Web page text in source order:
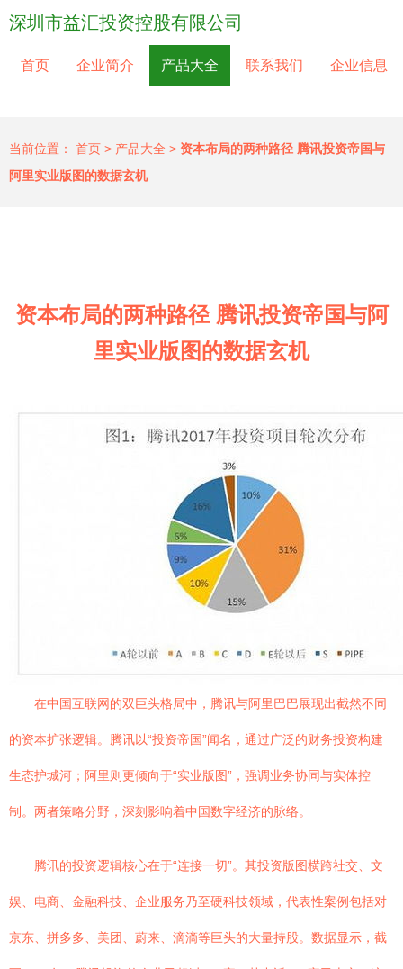
深圳市益汇投资控股有限公司
首页 企业简介 产品大全 联系我们 企业信息
当前位置： 首页 > 产品大全 > 资本布局的两种路径 腾讯投资帝国与
阿里实业版图的数据玄机
资本布局的两种路径 腾讯投资帝国与阿
里实业版图的数据玄机
在中国互联网的双巨头格局中，腾讯与阿里巴巴展现出截然不同
的资本扩张逻辑。腾讯以“投资帝国”闻名，通过广泛的财务投资构建
生态护城河；阿里则更倾向于“实业版图”，强调业务协同与实体控
制。两者策略分野，深刻影响着中国数字经济的脉络。
腾讯的投资逻辑核心在于“连接一切”。其投资版图横跨社交、文
娱、电商、金融科技、企业服务乃至硬科技领域，代表性案例包括对
京东、拼多多、美团、蔚来、滴滴等巨头的大量持股。数据显示，截